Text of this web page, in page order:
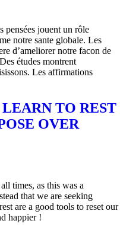
pensées jouent un rôle
notre sante globale. Les
d’ameliorer notre facon de
études montrent
Les affirmations
TO REST
OVER
times, as this was a
that we are seeking
are a good tools to reset our
happier !